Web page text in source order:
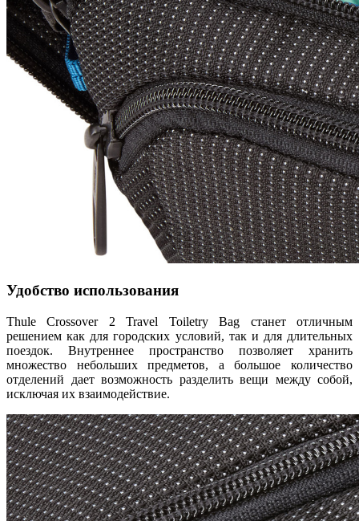
Удобство использования
Thule Crossover 2 Travel Toiletry Bag станет отличным
решением как для городских условий, так и для длительных
поездок. Внутреннее пространство позволяет хранить
множество небольших предметов, а большое количество
отделений дает возможность разделить вещи между собой,
исключая их взаимодействие.